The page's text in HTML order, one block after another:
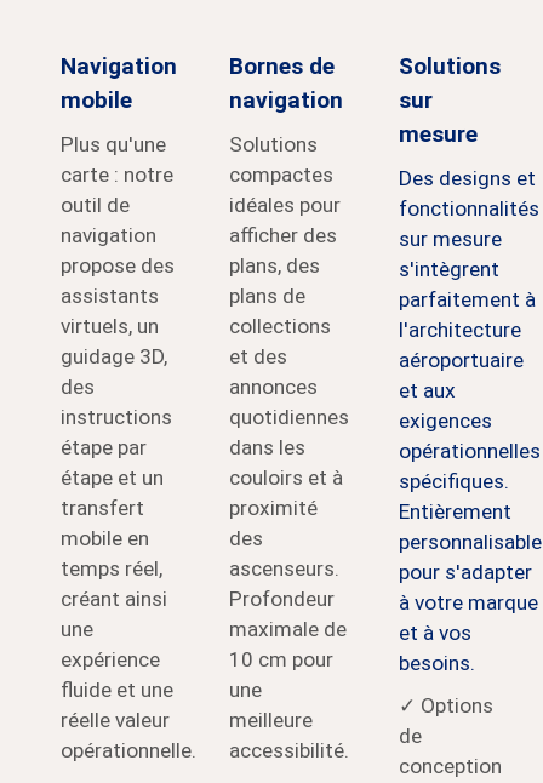
Navigation
mobile
Plus qu'une
carte : notre
outil de
navigation
propose des
assistants
virtuels, un
guidage 3D,
des
instructions
étape par
étape et un
transfert
mobile en
temps réel,
créant ainsi
une
expérience
fluide et une
réelle valeur
opérationnelle.
Bornes de
navigation
Solutions
compactes
idéales pour
afficher des
plans, des
plans de
collections
et des
annonces
quotidiennes
dans les
couloirs et à
proximité
des
ascenseurs.
Profondeur
maximale de
10 cm pour
une
meilleure
accessibilité.
Solutions
sur
mesure
Des designs et
fonctionnalités
sur mesure
s'intègrent
parfaitement à
l'architecture
aéroportuaire
et aux
exigences
opérationnelles
spécifiques.
Entièrement
personnalisable
pour s'adapter
à votre marque
et à vos
besoins.
✓ Options
de
conception